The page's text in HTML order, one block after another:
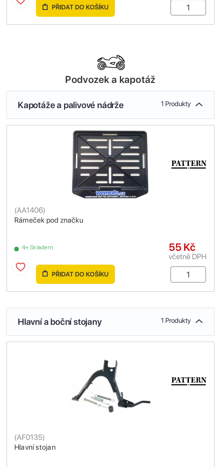
PŘIDAT DO KOŠÍKU
Podvozek a kapotáž
Kapotáže a palivové nádrže 1 Produkty
Rámeček pod značku
(AA1406)
4+ Skladem 55 Kč
včetně DPH
PŘIDAT DO KOŠÍKU
Hlavní a boční stojany 1 Produkty
Hlavní stojan
(AF0135)